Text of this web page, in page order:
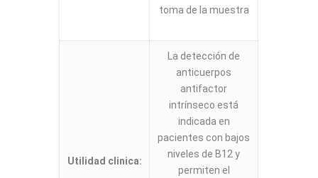
toma de la muestra
Utilidad clinica:
La detección de
anticuerpos
antifactor
intrínseco está
indicada en
pacientes con bajos
niveles de B12 y
permiten el